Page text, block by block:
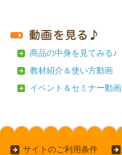
商品の中身を見てみる♪
教材紹介＆使い方動画
イベント＆セミナー動画
サイトのご利用条件